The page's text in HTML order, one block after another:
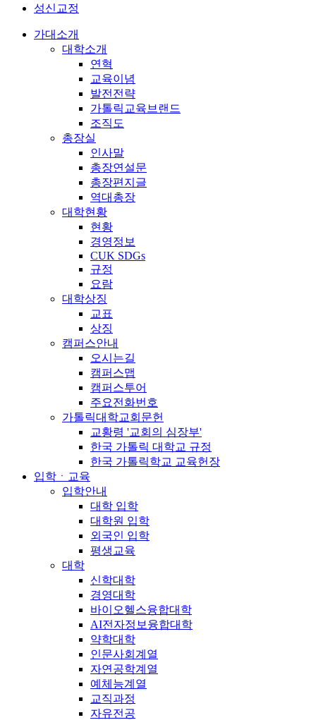
성신교정
가대소개
대학소개
연혁
교육이념
발전전략
가톨릭교육브랜드
조직도
총장실
인사말
총장연설문
총장편지글
역대총장
대학현황
현황
경영정보
CUK SDGs
규정
요람
대학상징
교표
상징
캠퍼스안내
오시는길
캠퍼스맵
캠퍼스투어
주요전화번호
가톨릭대학교회문헌
교황령 '교회의 심장부'
한국 가톨릭 대학교 규정
한국 가톨릭학교 교육헌장
입학ㆍ교육
입학안내
대학 입학
대학원 입학
외국인 입학
평생교육
대학
신학대학
경영대학
바이오헬스융합대학
AI전자정보융합대학
약학대학
인문사회계열
자연공학계열
예체능계열
교직과정
자유전공